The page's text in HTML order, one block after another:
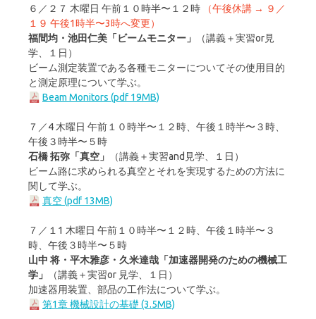
６／２７ 木曜日 午前１０時半〜１２時
（午後休講 → ９／
１９ 午後1時半〜3時へ変更）
福間均・池田仁美「ビームモニター」
（講義＋実習or見
学、１日）
ビーム測定装置である各種モニターについてその使用目的
と測定原理について学ぶ。
Beam Monitors (pdf 19MB)
７／4 木曜日 午前１０時半〜１２時、午後１時半〜３時、
午後３時半〜５時
石橋 拓弥「真空」
（講義＋実習and見学、１日）
ビーム路に求められる真空とそれを実現するための方法に
関して学ぶ。
真空 (pdf 13MB)
７／１1 木曜日 午前１０時半〜１２時、午後１時半〜３
時、午後３時半〜５時
山中 将・平木雅彦・久米達哉「加速器開発のための機械工
学」
（講義＋実習or 見学、１日）
加速器用装置、部品の工作法について学ぶ。
第1章 機械設計の基礎 (3.5MB)